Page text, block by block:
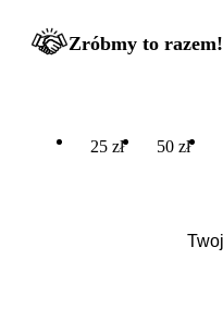
Zróbmy to razem!
25 zł 50 zł